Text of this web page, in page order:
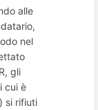
alle
nel
gli
cui è
si rifiuti